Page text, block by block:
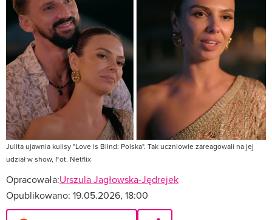
Julita ujawnia kulisy "Love is Blind: Polska". Tak uczniowie zareagowali na jej
udział w show, Fot. Netflix
Opracowała:Urszula Jagłowska-Jędrejek
Opublikowano: 19.05.2026, 18:00